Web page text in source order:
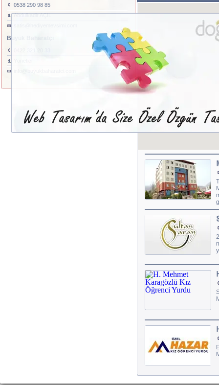
0538 290 98 85
Abdulkadir AÇIL
Büyük Baharatçı